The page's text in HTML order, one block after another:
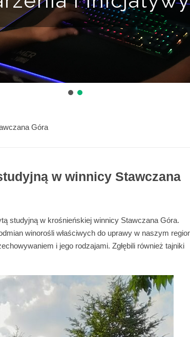
Góra
w winnicy Stawczana
studyjną w krośnieńskiej winnicy Stawczana Góra.
winorośli właściwych do uprawy w naszym
i jego rodzajami. Zgłębili również tajniki